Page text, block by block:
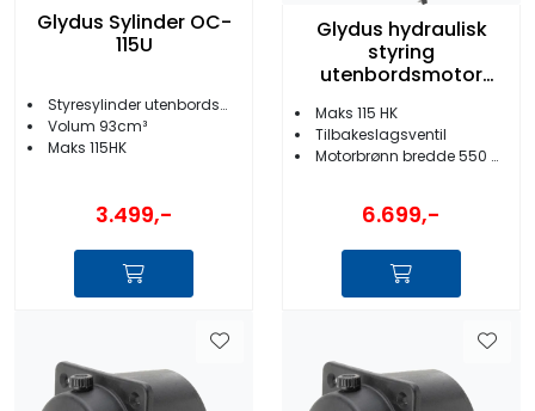
Glydus Sylinder OC-
115U
Styresylinder utenbordsmotor
Volum 93cm³
Maks 115HK
3.499,-
Glydus hydraulisk
styring
utenbordsmotor
Maks 115 HK
Tilbakeslagsventil
Motorbrønn bredde 550 mm
6.699,-